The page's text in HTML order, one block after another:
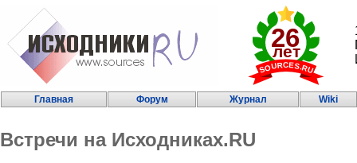
Главная Форум Журнал Wiki
Встречи на Исходниках.RU